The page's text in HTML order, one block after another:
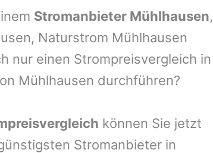
Stromanbieter Mühlhausen,
Naturstrom Mühlhausen
nur einen Strompreisvergleich in
Mühlhausen durchführen?
können Sie jetzt
Stromanbieter in